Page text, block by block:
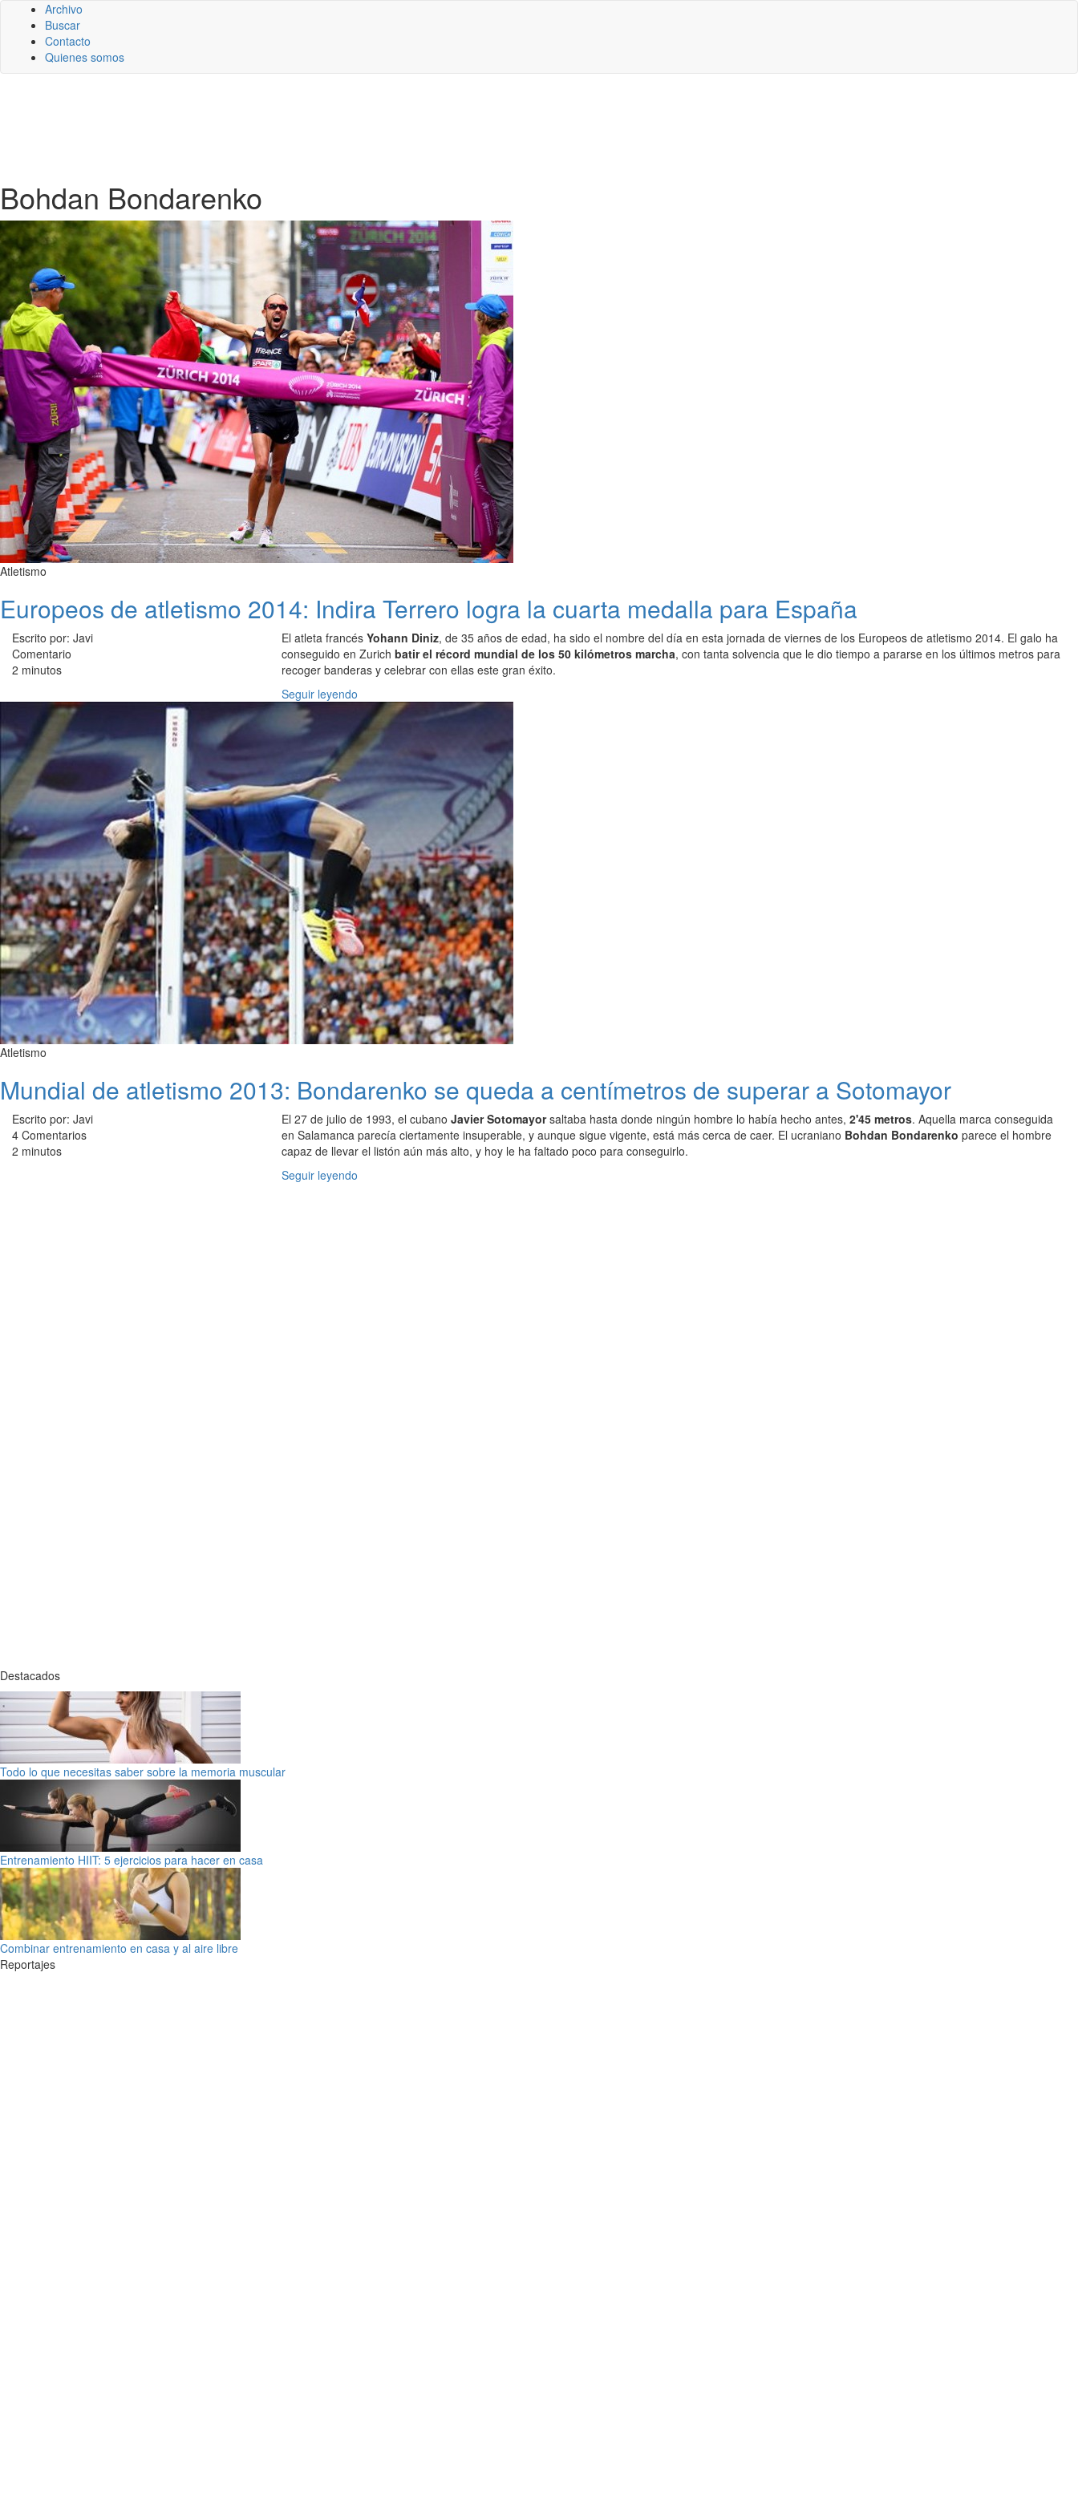
Archivo
Buscar
Contacto
Quienes somos
Bohdan Bondarenko
Atletismo
Europeos de atletismo 2014: Indira Terrero logra la cuarta medalla para España
Escrito por: Javi
Comentario
2 minutos
El atleta francés Yohann Diniz, de 35 años de edad, ha sido el nombre del día en esta jornada de viernes de los Europeos de atletismo 2014. El galo ha
conseguido en Zurich batir el récord mundial de los 50 kilómetros marcha, con tanta solvencia que le dio tiempo a pararse en los últimos metros para
recoger banderas y celebrar con ellas este gran éxito.
Seguir leyendo
Atletismo
Mundial de atletismo 2013: Bondarenko se queda a centímetros de superar a Sotomayor
Escrito por: Javi
4 Comentarios
2 minutos
El 27 de julio de 1993, el cubano Javier Sotomayorsaltaba hasta donde ningún hombre lo había hecho antes, 2'45 metros. Aquella marca conseguida
en Salamanca parecía ciertamente insuperable, y aunque sigue vigente, está más cerca de caer. El ucraniano Bohdan Bondarenko parece el hombre
capaz de llevar el listón aún más alto, y hoy le ha faltado poco para conseguirlo.
Seguir leyendo
Destacados
Todo lo que necesitas saber sobre la memoria muscular
Entrenamiento HIIT: 5 ejercicios para hacer en casa
Combinar entrenamiento en casa y al aire libre
Reportajes